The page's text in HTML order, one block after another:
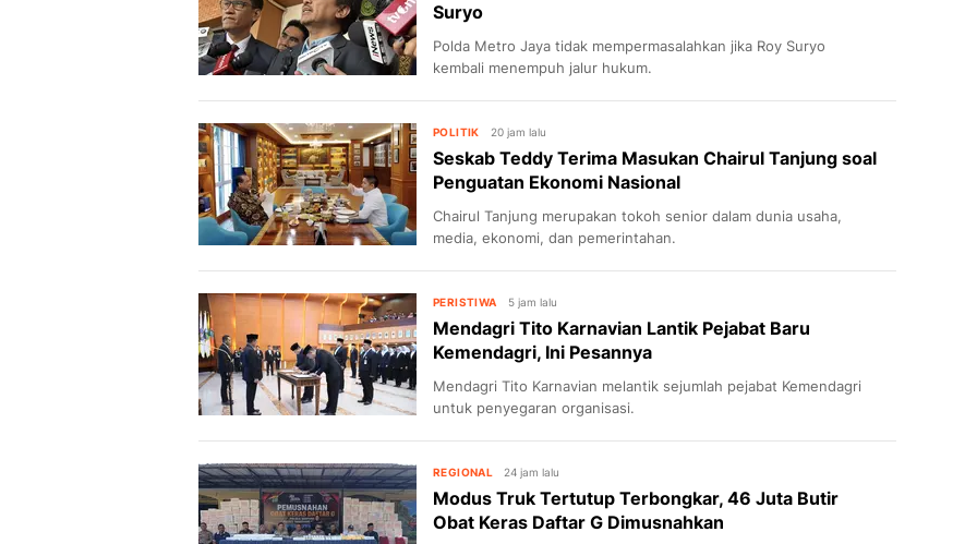
Suryo
Polda Metro Jaya tidak mempermasalahkan jika Roy Suryo
kembali menempuh jalur hukum.
POLITIK 20 jam lalu
Seskab Teddy Terima Masukan Chairul Tanjung soal
Penguatan Ekonomi Nasional
Chairul Tanjung merupakan tokoh senior dalam dunia usaha,
media, ekonomi, dan pemerintahan.
PERISTIWA 5 jam lalu
Mendagri Tito Karnavian Lantik Pejabat Baru
Kemendagri, Ini Pesannya
Mendagri Tito Karnavian melantik sejumlah pejabat Kemendagri
untuk penyegaran organisasi.
REGIONAL 24 jam lalu
Modus Truk Tertutup Terbongkar, 46 Juta Butir
Obat Keras Daftar G Dimusnahkan